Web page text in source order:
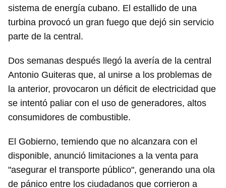
sistema de energía cubano. El estallido de una
turbina provocó un gran fuego que dejó sin servicio
parte de la central.
Dos semanas después llegó la avería de la central
Antonio Guiteras que, al unirse a los problemas de
la anterior, provocaron un déficit de electricidad que
se intentó paliar con el uso de generadores, altos
consumidores de combustible.
El Gobierno, temiendo que no alcanzara con el
disponible, anunció limitaciones a la venta para
"asegurar el transporte público", generando una ola
de pánico entre los ciudadanos que corrieron a